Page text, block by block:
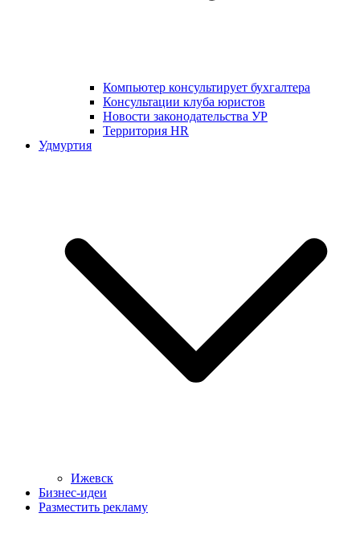
Компьютер консультирует бухгалтера
Консультации клуба юристов
Новости законодательства УР
Территория HR
Удмуртия
Ижевск
Бизнес-идеи
Разместить рекламу